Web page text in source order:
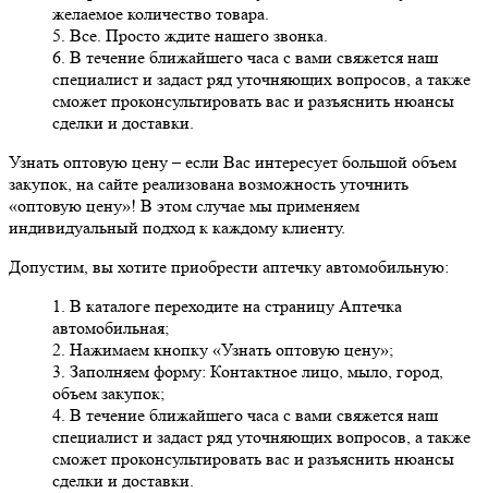
желаемое количество товара.
5. Все. Просто ждите нашего звонка.
6. В течение ближайшего часа с вами свяжется наш
специалист и задаст ряд уточняющих вопросов, а также
сможет проконсультировать вас и разъяснить нюансы
сделки и доставки.
Узнать оптовую цену– если Вас интересует большой объем
закупок, на сайте реализована возможность уточнить
«оптовую цену»! В этом случае мы применяем
индивидуальный подход к каждому клиенту.
Допустим, вы хотите приобрести аптечку автомобильную:
1. В каталоге переходите на страницу Аптечка
автомобильная;
2. Нажимаем кнопку «Узнать оптовую цену»;
3. Заполняем форму: Контактное лицо, мыло, город,
объем закупок;
4. В течение ближайшего часа с вами свяжется наш
специалист и задаст ряд уточняющих вопросов, а также
сможет проконсультировать вас и разъяснить нюансы
сделки и доставки.